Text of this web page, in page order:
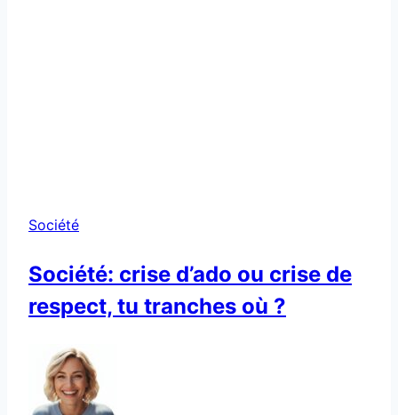
Société
Société: crise d’ado ou crise de
respect, tu tranches où ?